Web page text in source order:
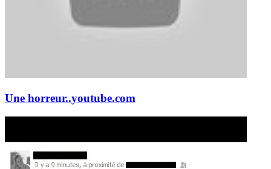
Une horreur..youtube.com